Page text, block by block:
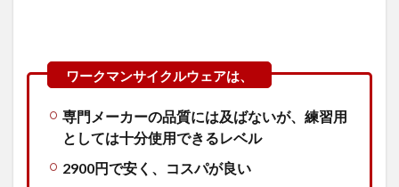
専門メーカーの品質には及ばないが、練習用
としては十分使用できるレベル
2900円で安く、コスパが良い